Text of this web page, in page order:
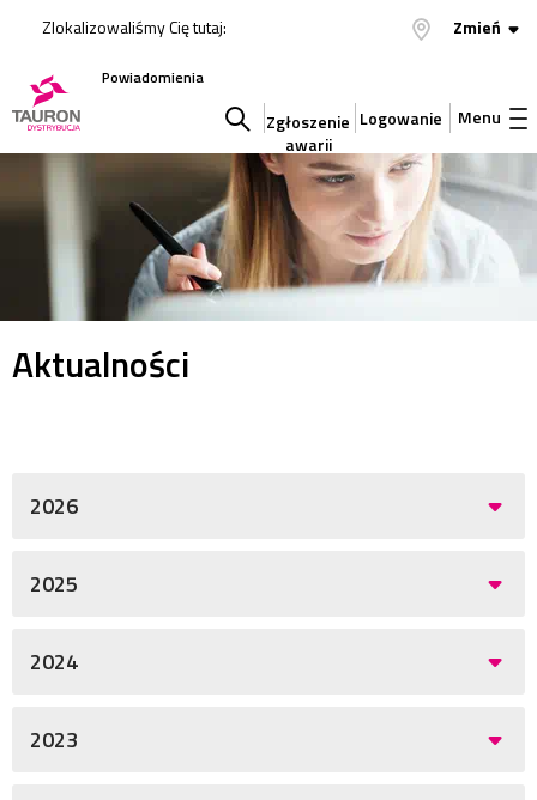
Zlokalizowaliśmy Cię tutaj: Zmień
Powiadomienia
Szukaj
w
serwisie
Zgłoszenie
awarii
Logowanie Menu
Aktualności
2026
2025
2024
2023